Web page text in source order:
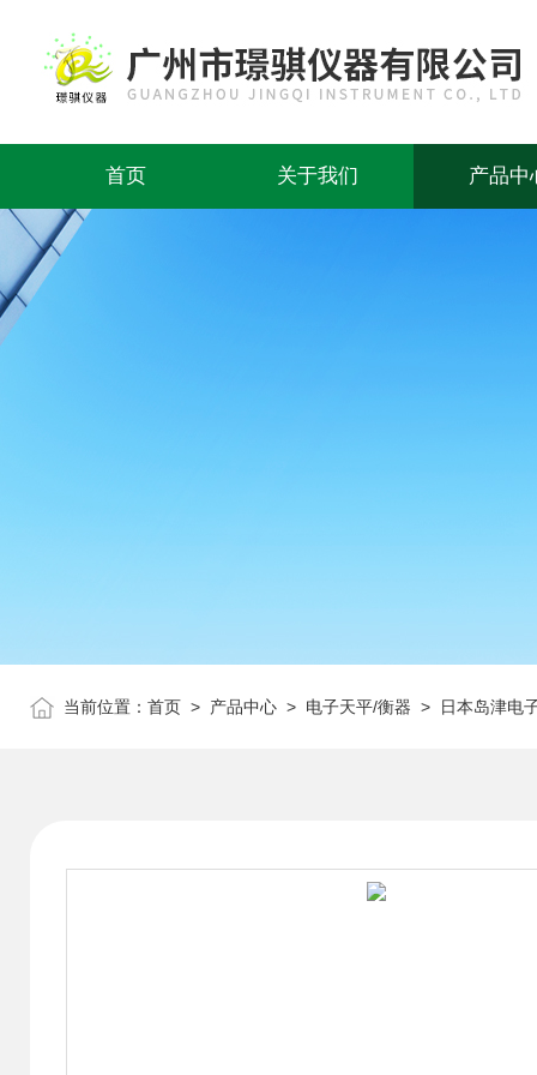
首页 关于我们 产品中
当前位置： 首页 > 产品中心 > 电子天平/衡器 > 日本岛津电